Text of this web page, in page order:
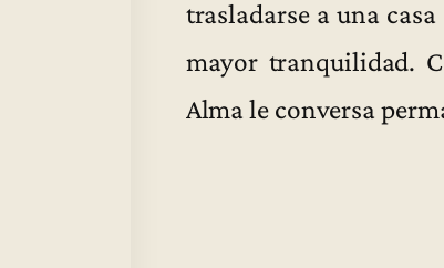
trasladarse a una
mayor tranquilidad.
Alma le conversa